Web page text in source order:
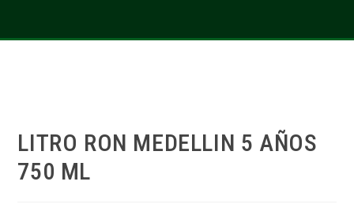
LITRO RON MEDELLIN 5 AÑOS
750 ML